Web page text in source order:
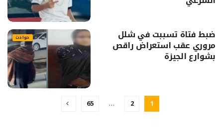
حوادث ضبط فتاة تسببت في شلل
مروري عقب استعراض راقص
بشوارع الجيزة
1
2
…
65